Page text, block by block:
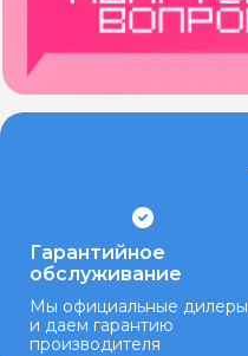
Гарантийное
обслуживание
Мы официальные дилеры
и даем гарантию
производителя